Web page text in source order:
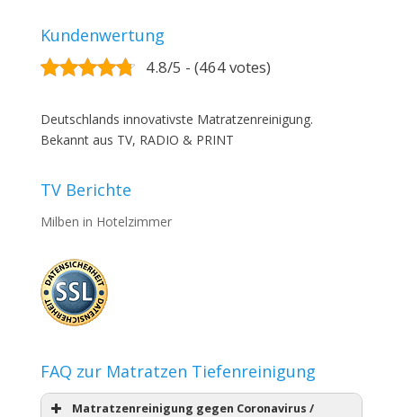
Kundenwertung
4.8/5 - (464 votes)
Deutschlands innovativste Matratzenreinigung.
Bekannt aus TV, RADIO & PRINT
TV Berichte
Milben in Hotelzimmer
FAQ zur Matratzen Tiefenreinigung
Matratzenreinigung gegen Coronavirus /